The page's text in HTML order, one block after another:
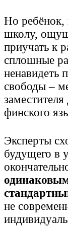
Но ребёнок,
школу,
приучать к
сплошные
ненавидеть
свободы –
финского
Эксперты
будущего в
не